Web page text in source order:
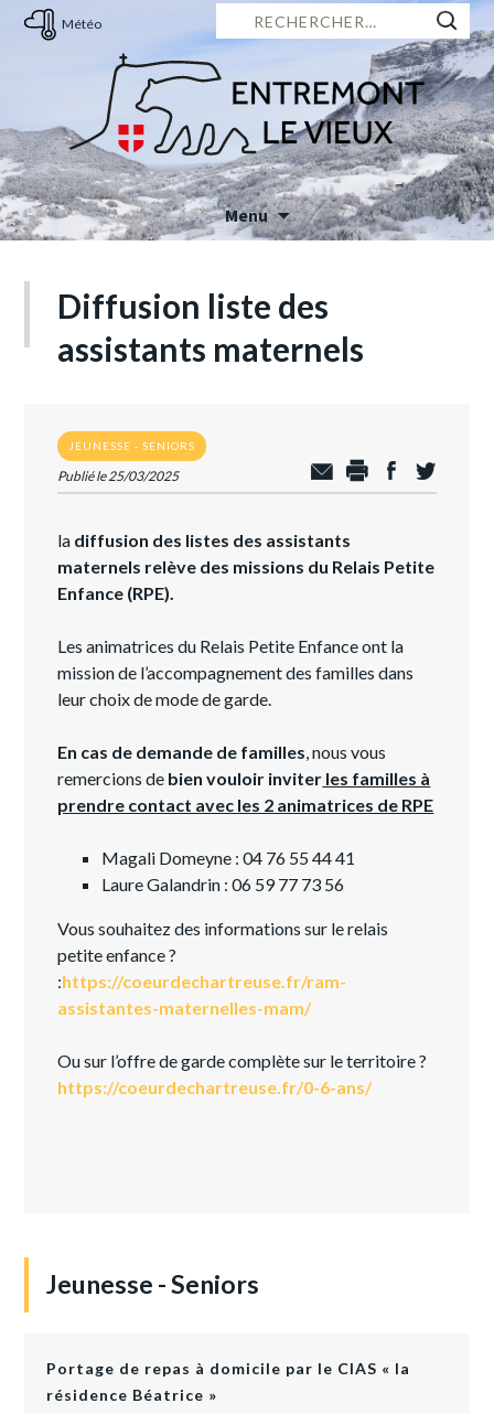
Météo
Rechercher :
Menu
to
contentDiffusion liste des
assistants maternels
JEUNESSE - SENIORS
Publié le 25/03/2025
la diffusion des listes des assistants
maternels relève des missions du Relais Petite
Enfance (RPE).
Les animatrices du Relais Petite Enfance ont la
mission de l’accompagnement des familles dans
leur choix de mode de garde.
En cas de demande de familles, nous vous
remercions de bien vouloir inviter les familles à
prendre contact avec les 2 animatrices de RPE
Magali Domeyne : 04 76 55 44 41
Laure Galandrin : 06 59 77 73 56
Vous souhaitez des informations sur le relais
petite enfance ?
:https://coeurdechartreuse.fr/ram-
assistantes-maternelles-mam/
Ou sur l’offre de garde complète sur le territoire ?
https://coeurdechartreuse.fr/0-6-ans/
Jeunesse - Seniors
Portage de repas à domicile par le CIAS « la
résidence Béatrice »